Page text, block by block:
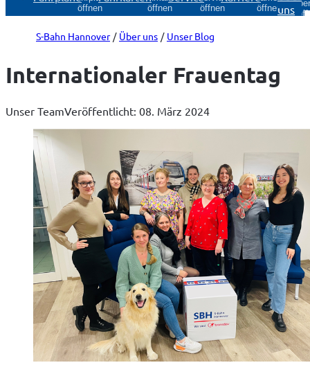
öffnen
öffnen
öffnen
öffnenuns
S-Bahn Hannover Über uns Unser Blog
Internationaler Frauentag
Unser TeamVeröffentlicht: 08. März 2024